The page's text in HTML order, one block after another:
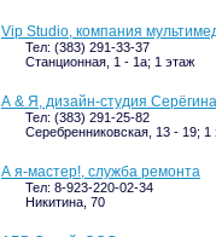
Vip Studio, компания
Тел: (383) 291-33-37
Станционная, 1 - 1а; 1 этаж
А & Я, дизайн-студия
Тел: (383) 291-25-82
Серебренниковская, 13 - 19; 1
А я-мастер!, служба ремонта
Тел: 8-923-220-02-34
Никитина, 70